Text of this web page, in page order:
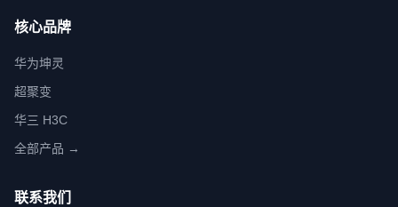
核心品牌
华为坤灵
超聚变
华三 H3C
全部产品 →
联系我们